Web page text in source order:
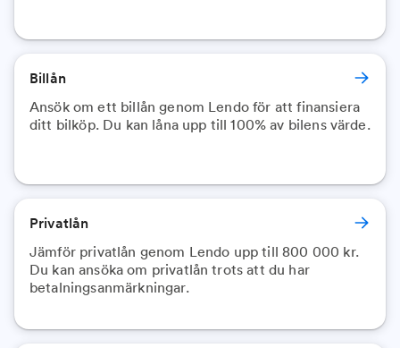
Billån
Ansök om ett billån genom Lendo för att finansiera
ditt bilköp. Du kan låna upp till 100% av bilens värde.
Privatlån
Jämför privatlån genom Lendo upp till 800 000 kr.
Du kan ansöka om privatlån trots att du har
betalningsanmärkningar.